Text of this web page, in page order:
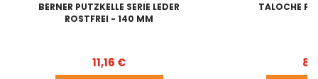
BERNER PUTZKELLE SERIE LEDER
ROSTFREI - 140 MM
Prix
11,16 €
TALOCHE